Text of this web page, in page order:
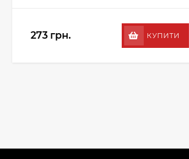
273 грн. КУПИТИ